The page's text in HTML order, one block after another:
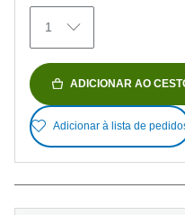
análises
1
ADICIONAR AO
Adicionar à lista de